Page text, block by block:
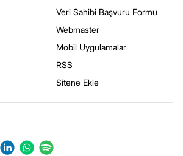
Veri Sahibi Başvuru Formu
Webmaster
Mobil Uygulamalar
RSS
Sitene Ekle